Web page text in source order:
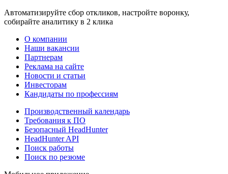
Автоматизируйте сбор откликов, настройте воронку,
собирайте аналитику в 2 клика
О компании
Наши вакансии
Партнерам
Реклама на сайте
Новости и статьи
Инвесторам
Кандидаты по профессиям
Производственный календарь
Требования к ПО
Безопасный HeadHunter
HeadHunter API
Поиск работы
Поиск по резюме